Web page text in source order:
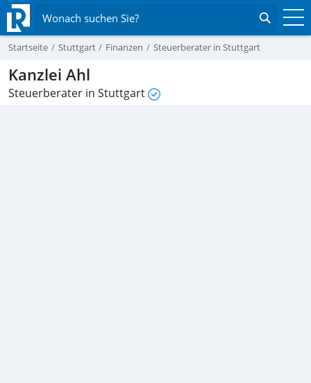
Wonach suchen Sie?
Startseite Stuttgart Finanzen Steuerberater in Stuttgart
Kanzlei Ahl
Steuerberater in Stuttgart